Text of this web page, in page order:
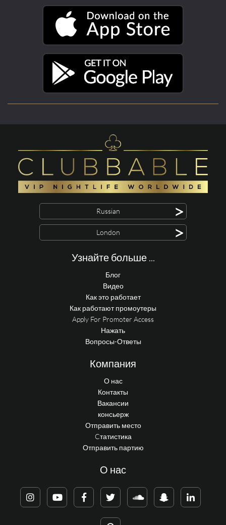
Russian >
London >
Узнайте больше ...
Блог
Видео
Как это работает
Как работают промоутеры
Apply For Promoter Access
Нажать
Вопросы-Ответы
Компания
О нас
Контакты
Вакансии
консьерж
Отправить место
Cтатистика
Отправить партию
О нас